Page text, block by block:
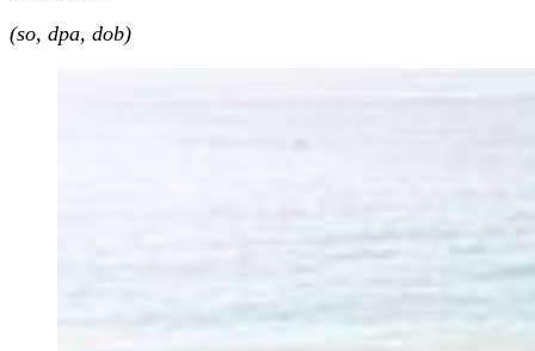
(so, dpa, dob)